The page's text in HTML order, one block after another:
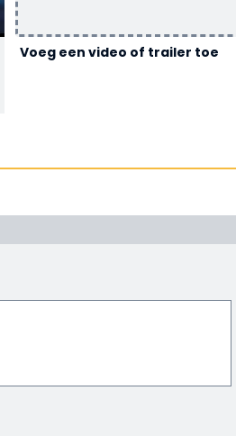
Voeg een video of trailer toe